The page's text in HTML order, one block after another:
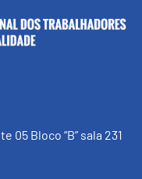
05 Bloco “B” sala 231